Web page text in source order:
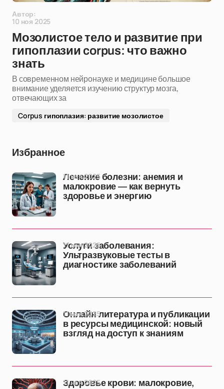
Автор:
10 ноя 2025
Мозолистое тело и развитие при
гипоплазии corpus: что важно
знать
В современном нейронауке и медицине большое
внимание уделяется изучению структур мозга,
отвечающих за
Corpus гипоплазия: развитие мозолистое
Избранное
Лечение болезни: анемия и
малокровие — как вернуть
здоровье и энергию
11 ноя 2025
Услуги заболевания:
Ультразвуковые тесты в
диагностике заболеваний
11 ноя 2025
Онлайн литература и публикации
в ресурсы медицинской: новый
взгляд на доступ к знаниям
11 ноя 2025
Здоровье крови: малокровие,
11 ноя 2025